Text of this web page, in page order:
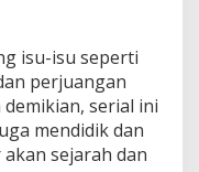
isu-isu seperti
perjuangan
serial ini
mendidik dan
sejarah dan